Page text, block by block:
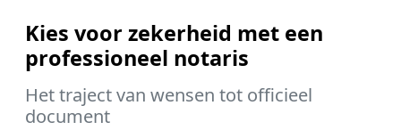
Kies voor zekerheid met een
professioneel notaris
Het traject van wensen tot officieel
document